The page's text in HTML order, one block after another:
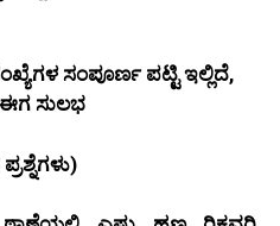
ಸಂಪೂರ್ಣ ಪಟ್ಟಿ ಇಲ್ಲಿದೆ,
ಸುಲಭ